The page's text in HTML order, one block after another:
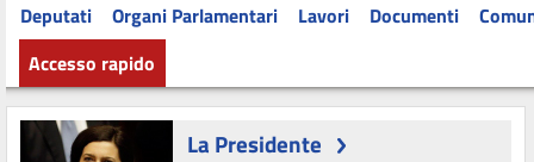
Deputati Organi Parlamentari Lavori Documenti
Accesso rapido
La Presidente